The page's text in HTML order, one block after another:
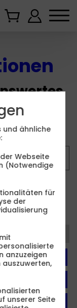
und ähnliche
Webseite
(Notwendige
für
der
anzuzeigen
unserer Seite